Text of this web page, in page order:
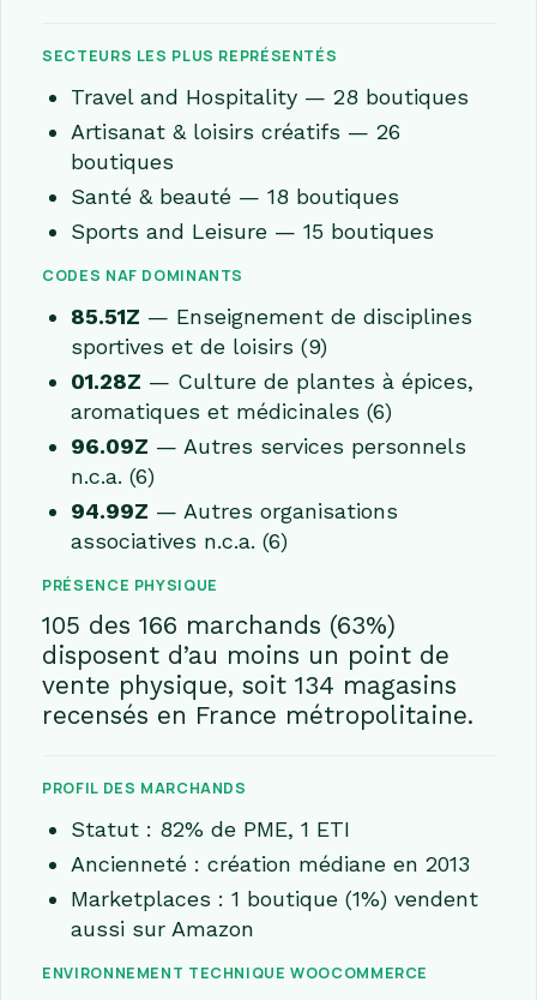
SECTEURS LES PLUS REPRÉSENTÉS
Travel and Hospitality — 28 boutiques
Artisanat & loisirs créatifs — 26
boutiques
Santé & beauté — 18 boutiques
Sports and Leisure — 15 boutiques
CODES NAF DOMINANTS
85.51Z — Enseignement de disciplines
sportives et de loisirs (9)
01.28Z — Culture de plantes à épices,
aromatiques et médicinales (6)
96.09Z — Autres services personnels
n.c.a. (6)
94.99Z — Autres organisations
associatives n.c.a. (6)
PRÉSENCE PHYSIQUE
105 des 166 marchands (63%)
disposent d’au moins un point de
vente physique, soit 134 magasins
recensés en France métropolitaine.
PROFIL DES MARCHANDS
Statut : 82% de PME, 1 ETI
Ancienneté : création médiane en 2013
Marketplaces : 1 boutique (1%) vendent
aussi sur Amazon
ENVIRONNEMENT TECHNIQUE WOOCOMMERCE